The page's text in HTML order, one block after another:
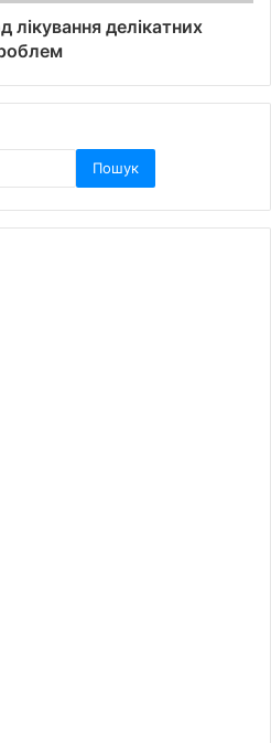
делікатних
Пошук